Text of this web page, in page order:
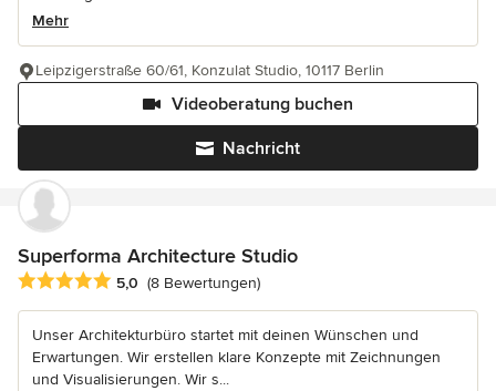
Mehr
Nachricht
Videoberatung buchen
Leipzigerstraße 60/61, Konzulat Studio, 10117 Berlin
Superforma Architecture Studio
Durchschnittliche Bewertung: 5 von 5 Sternen
5,0 (8 Bewertungen)
Unser Architekturbüro startet mit deinen Wünschen und
Erwartungen. Wir erstellen klare Konzepte mit Zeichnungen
und Visualisierungen. Wir s...